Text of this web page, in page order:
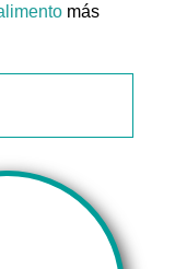
más